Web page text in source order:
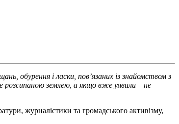
обурення і ласки, пов’язаних із знайомством з
розсипаною землею, а якщо вже уявили – не
журналістики та громадського активізму,